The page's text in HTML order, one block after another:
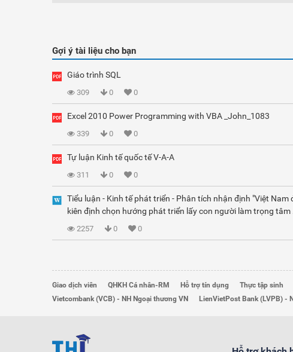
Gợi ý tài liệu cho bạn
Giáo trình SQL
309 0 0
Excel 2010 Power Programming with VBA _John_1083
339 0 0
Tự luận Kinh tế quốc tế V-A-A
311 0 0
Tiểu luận - Kinh tế phát triển - Phân tích nhận định "Việt Nam
kiên định chọn hướng phát triển lấy con người làm trọng tâm
2257 0 0
Giao dịch viên QHKH Cá nhân-RM Hỗ trợ tín dụng Thực tập sinh
Vietcombank (VCB) - NH Ngoại thương VN
LienVietPost Bank (LVPB) -